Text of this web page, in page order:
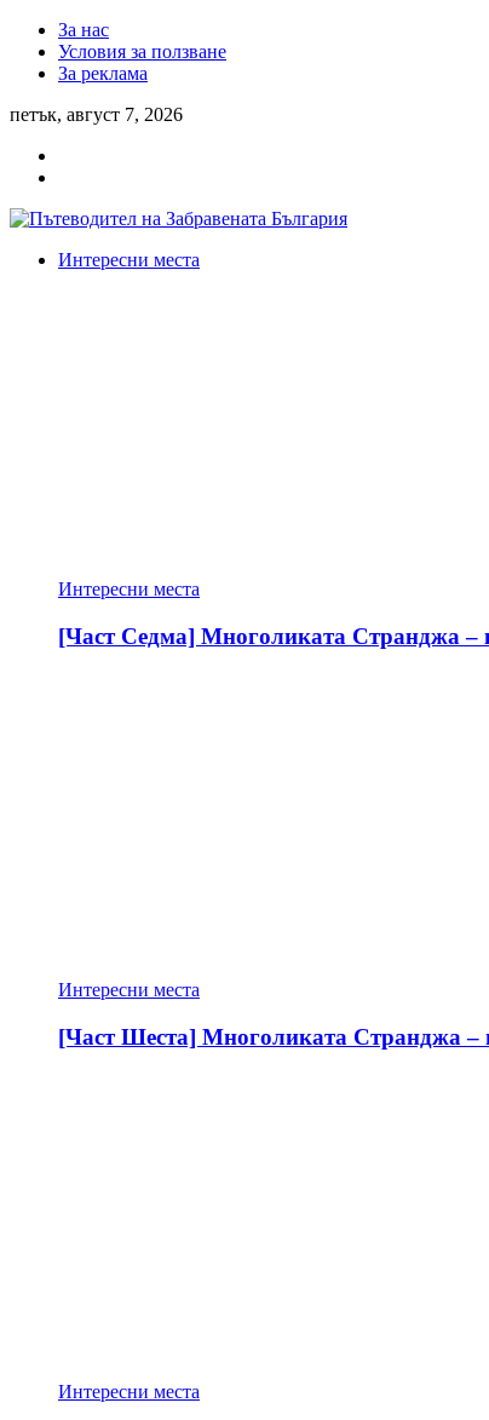
За нас
Условия за ползване
За реклама
петък, август 7, 2026
Интересни места
Интересни места
[Част Седма] Многоликата Странджа –
Интересни места
[Част Шеста] Многоликата Странджа –
Интересни места